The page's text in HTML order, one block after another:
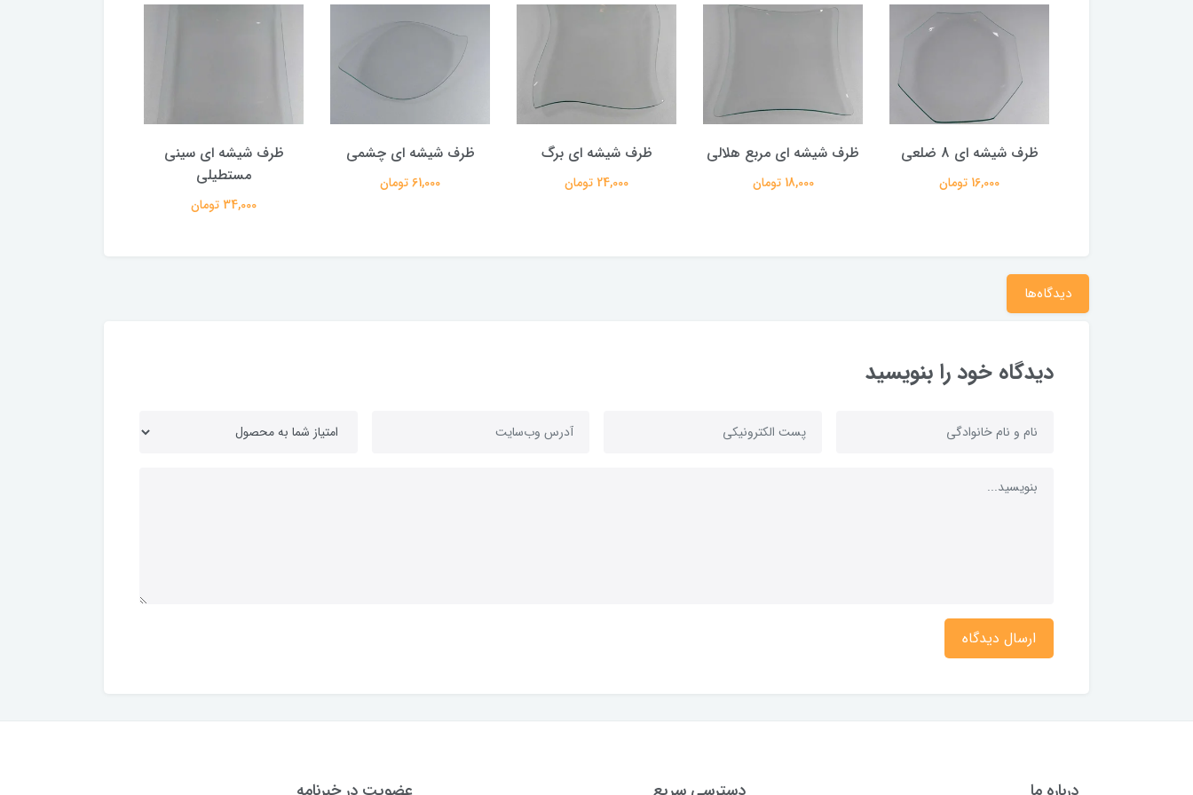
ظرف شیشه ای 8 ضلعی
16,000 تومان
ظرف شیشه ای مربع هلالی
18,000 تومان
ظرف شیشه ای برگ
24,000 تومان
ظرف شیشه ای چشمی
61,000 تومان
ظرف شیشه ای سینی
مستطیلی
34,000 تومان
دیدگاه‌ها
دیدگاه خود را بنویسید
ارسال دیدگاه